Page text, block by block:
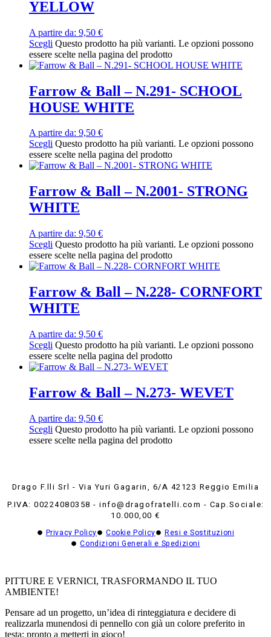
YELLOW
A partire da: 9,50 €
Scegli Questo prodotto ha più varianti. Le opzioni possono
essere scelte nella pagina del prodotto
Farrow & Ball – N.291- SCHOOL
HOUSE WHITE
A partire da: 9,50 €
Scegli Questo prodotto ha più varianti. Le opzioni possono
essere scelte nella pagina del prodotto
Farrow & Ball – N.2001- STRONG
WHITE
A partire da: 9,50 €
Scegli Questo prodotto ha più varianti. Le opzioni possono
essere scelte nella pagina del prodotto
Farrow & Ball – N.228- CORNFORT
WHITE
A partire da: 9,50 €
Scegli Questo prodotto ha più varianti. Le opzioni possono
essere scelte nella pagina del prodotto
Farrow & Ball – N.273- WEVET
A partire da: 9,50 €
Scegli Questo prodotto ha più varianti. Le opzioni possono
essere scelte nella pagina del prodotto
Drago F.lli Srl - Via Yuri Gagarin, 6/A 42123 Reggio Emilia
P.IVA: 00224080358 - info@dragofratelli.com - Cap.Sociale:
10.000,00 €
Privacy Policy Cookie Policy
Resi e Sostituzioni
Condizioni Generali e Spedizioni
PITTURE E VERNICI, TRASFORMANDO IL TUO
AMBIENTE!
Pensare ad un progetto, un’idea di rinteggiatura e decidere di
realizzarla munendosi di pennello con già un colore preferito in
testa: pronto a metterti in gioco!